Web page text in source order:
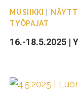
MUSIIKKI
TYÖPAJAT
16.-18.5.2025 |